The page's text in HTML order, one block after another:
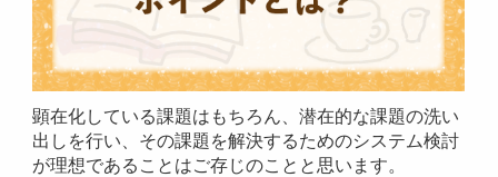
顕在化している課題はもちろん、潜在的な課題の洗い
出しを行い、その課題を解決するためのシステム検討
が理想であることはご存じのことと思います。